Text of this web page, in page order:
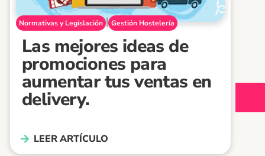
Normativas y Legislación | Gestión Hostelería
Las mejores ideas de
promociones para
aumentar tus ventas en
delivery.
LEER ARTÍCULO